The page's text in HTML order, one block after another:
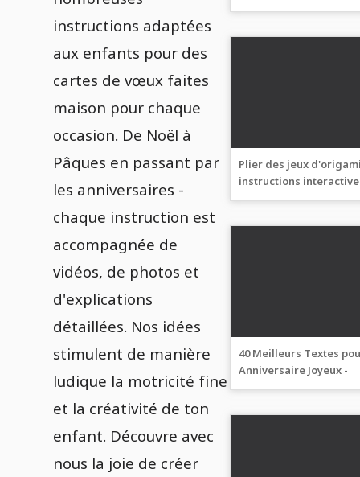
vidéos détaillées
Plier des jeux
instructions
avec vidéo et photos
40 Meilleurs Textes
Anniversaire Joyeux -
Courts, Touchants,
instructions adaptées
aux enfants pour des
cartes de vœux faites
maison pour chaque
occasion. De Noël à
Pâques en passant par
les anniversaires -
chaque instruction est
accompagnée de
vidéos, de photos et
d'explications
détaillées. Nos idées
stimulent de manière
ludique la motricité fine
et la créativité de ton
enfant. Découvre avec
nous la joie de créer